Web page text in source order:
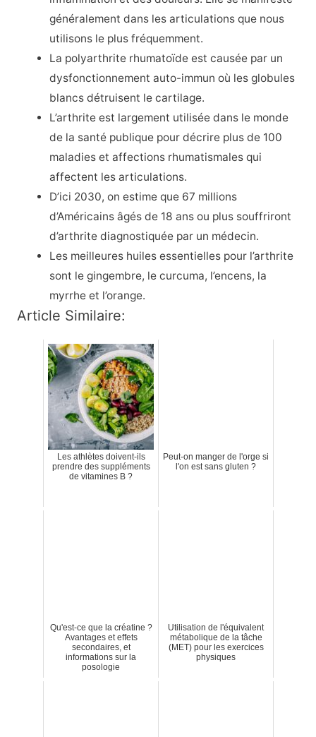
généralement dans les articulations que nous
utilisons le plus fréquemment.
La polyarthrite rhumatoïde est causée par un
dysfonctionnement auto-immun où les globules
blancs détruisent le cartilage.
L’arthrite est largement utilisée dans le monde
de la santé publique pour décrire plus de 100
maladies et affections rhumatismales qui
affectent les articulations.
D’ici 2030, on estime que 67 millions
d’Américains âgés de 18 ans ou plus souffriront
d’arthrite diagnostiquée par un médecin.
Les meilleures huiles essentielles pour l’arthrite
sont le gingembre, le curcuma, l’encens, la
myrrhe et l’orange.
Article Similaire:
Les athlètes doivent-ils
prendre des suppléments
de vitamines B ?
Peut-on manger de l'orge si
l'on est sans gluten ?
Qu'est-ce que la créatine ?
Avantages et effets
secondaires, et
informations sur la
posologie
Utilisation de l'équivalent
métabolique de la tâche
(MET) pour les exercices
physiques